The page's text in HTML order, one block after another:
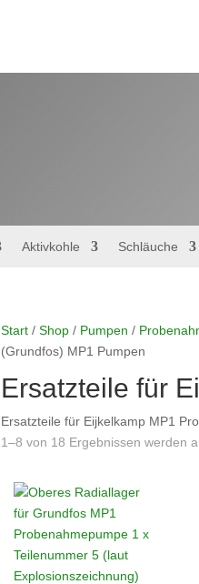
Aktivkohle Schläuche
Start/ Shop/ Pumpen /
(Grundfos) MP1 Pumpen
Ersatzteile für
Ersatzteile für Eijkelkamp MP1
1–8 von 18 Ergebnissen werden